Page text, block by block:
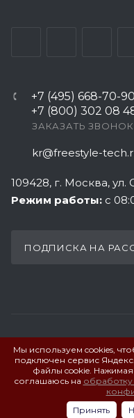
+7 (495) 668-70-90
+7 (800) 302 08
ЗАКАЗАТЬ ЗВОНОК
kr@freestyle-
109428, г. Москва, ул.
Режим работы: с
ПОДПИСКА НА
ПОЛИТИКА
© 2026 Фристайл
Мы используем cookies,
подключен сервис
файлы cookie.
соглашаюсь на
Принять